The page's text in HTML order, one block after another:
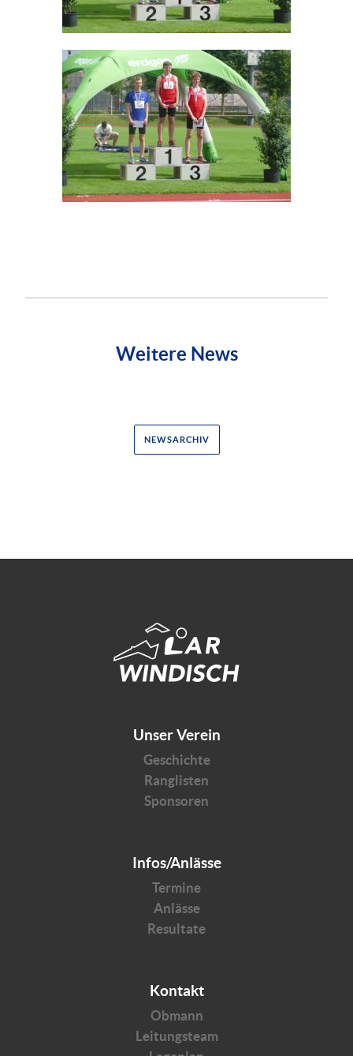
Weitere News
NEWSARCHIV
Unser Verein
Geschichte
Ranglisten
Sponsoren
Infos/Anlässe
Termine
Anlässe
Resultate
Kontakt
Obmann
Leitungsteam